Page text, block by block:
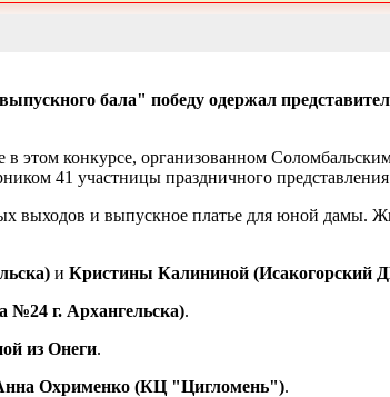
бала" победу одержал
этом конкурсе, организованном
41 участницы праздничного
выходов и выпускное платье для юной дамы.
и Кристины Калининой (Исакогорский
г. Архангельска).
из Онеги.
Охрименко (КЦ "Цигломень").